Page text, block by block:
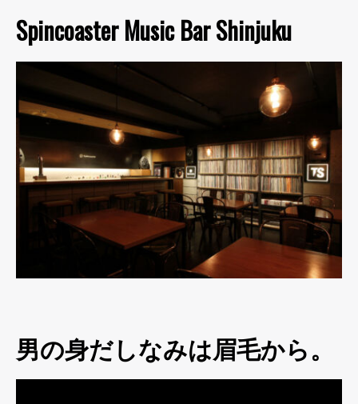
Spincoaster Music Bar Shinjuku
男の身だしなみは眉毛から。